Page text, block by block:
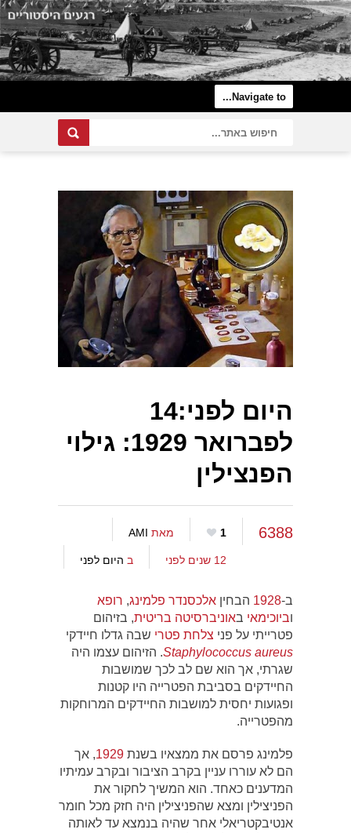
היום לפני:14
לפברואר 1929: גילוי
הפנצילין
6388
1 מאת AMI
12 שנים לפני ב היום לפני
ב-1928 הבחין אלכסנדר פלמינג, רופא
וביוכימאי באוניברסיטה בריטית, בזיהום
פטרייתי על פני צלחת פטרי שבה גדלו חיידקי
Staphylococcus aureus. הזיהום עצמו היה
שגרתי, אך הוא שם לב לכך שמושבות
החיידקים בסביבת הפטרייה היו קטנות
ופגועות יחסית למושבות החיידקים המרוחקות
מהפטרייה.
פלמינג פרסם את ממצאיו בשנת 1929, אך
הם לא עוררו עניין בקרב הציבור ובקרב עמיתיו
המדענים כאחד. הוא המשיך לחקור את
הפניצילין ומצא שהפניצילין היה חזק מכל חומר
אנטיבקטריאלי אחר שהיה בנמצא עד לאותה